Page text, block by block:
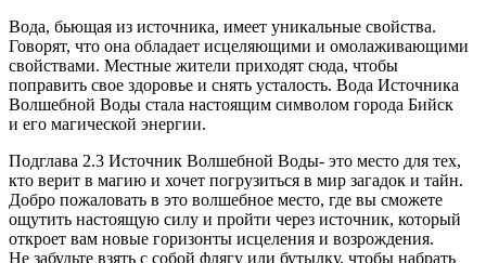
Вода, бьющая из источника, имеет уникальные свойства.
Говорят, что она обладает исцеляющими и омолаживающими
свойствами. Местные жители приходят сюда, чтобы
поправить свое здоровье и снять усталость. Вода Источника
Волшебной Воды стала настоящим символом города Бийск
и его магической энергии.
Подглава 2.3 Источник Волшебной Воды- это место для тех,
кто верит в магию и хочет погрузиться в мир загадок и тайн.
Добро пожаловать в это волшебное место, где вы сможете
ощутить настоящую силу и пройти через источник, который
откроет вам новые горизонты исцеления и возрождения.
Не забудьте взять с собой флягу или бутылку, чтобы набрать